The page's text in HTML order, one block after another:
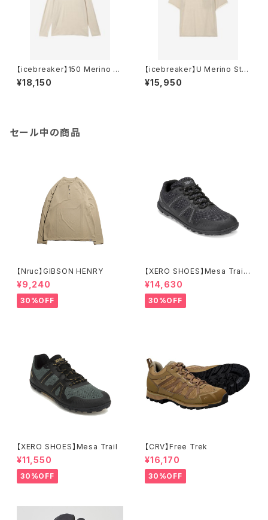
【icebreaker】150 Merino St
ripe LS Tee
¥18,150
【icebreaker】U Merino Stri
pe 150 SS Tee
¥15,950
セール中の商品
【Nruc】GIBSON HENRY
¥9,240
30%OFF
【XERO SHOES】Mesa Trail
WP (ブラック)
¥14,630
30%OFF
【XERO SHOES】Mesa Trail
¥11,550
30%OFF
【CRV】Free Trek
¥16,170
30%OFF